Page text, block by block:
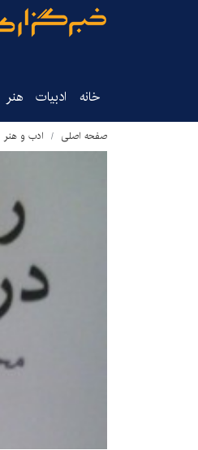
خانه ادبیات هنر
صفحه اصلی ادب و هنر